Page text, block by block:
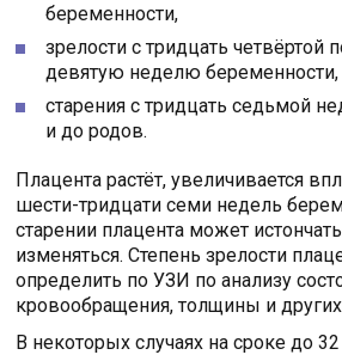
беременности,
зрелости с тридцать четвёртой
девятую неделю беременности,
старения с тридцать седьмой
и до родов.
Плацента растёт, увеличивается
шести-тридцати семи недель
старении плацента может
изменяться. Степень зрелости
определить по УЗИ по анализу
кровообращения, толщины и
В некоторых случаях на сроке до